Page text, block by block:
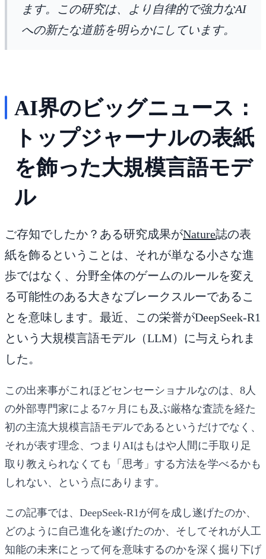
ます。この研究は、より自律的で強力なAI
への新たな道筋を明らかにしています。
AI界のビッグニュース：
トップジャーナルの表紙
を飾った大規模言語モデ
ル
ご存知でしたか？ある研究成果がNature誌の表
紙を飾るということは、それが単なる小さな進
歩ではなく、分野全体のゲームのルールを変え
る可能性のある大きなブレークスルーであるこ
とを意味します。最近、この栄誉がDeepSeek-R1
という大規模言語モデル（LLM）に与えられま
した。
この出来事がこれほどセンセーショナルなのは、8人
の外部専門家による7ヶ月にも及ぶ厳格な査読を経た
初の主流大規模言語モデルであるというだけでなく、
それが表す理念、つまりAIはもはや人間に手取り足
取り教えられなくても「思考」する方法を学べるかも
しれない、という点にあります。
この記事では、DeepSeek-R1が何を成し遂げたのか、
どのように自己進化を遂げたのか、そしてそれが人工
知能の未来にとって何を意味するのかを深く掘り下げ